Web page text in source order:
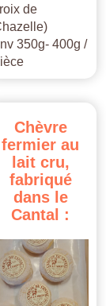
de
350g- 400g /
Chèvre
fermier au
lait cru,
fabriqué
dans le
Cantal :